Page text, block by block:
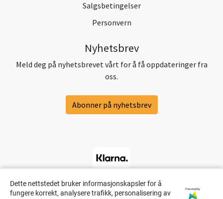
Salgsbetingelser
Personvern
Nyhetsbrev
Meld deg på nyhetsbrevet vårt for å få oppdateringer fra
oss.
Abonner på nyhetsbrev
Dette nettstedet bruker informasjonskapsler for å
fungere korrekt, analysere trafikk, personalisering av
Powered by